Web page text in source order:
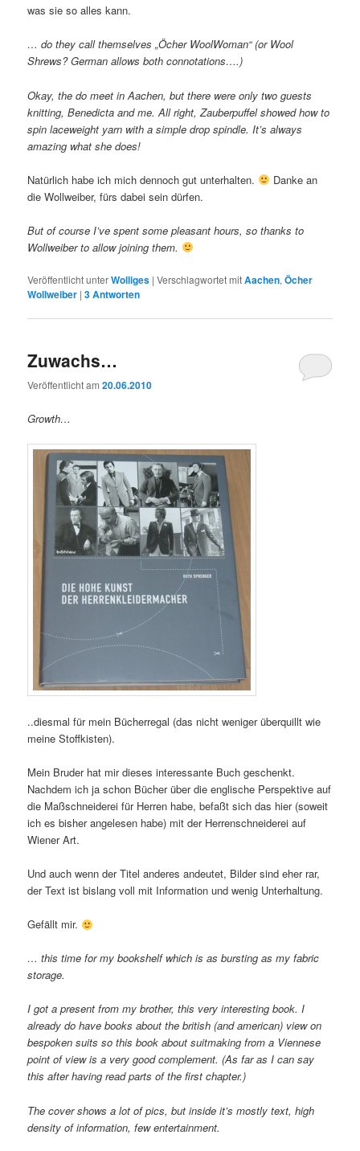
was sie so alles kann.
… do they call themselves „Öcher WoolWoman“ (or Wool
Shrews? German allows both connotations….)
Okay, the do meet in Aachen, but there were only two guests
knitting, Benedicta and me. All right, Zauberpuffel showed how to
spin laceweight yarn with a simple drop spindle. It’s always
amazing what she does!
Natürlich habe ich mich dennoch gut unterhalten.
Danke an
die Wollweiber, fürs dabei sein dürfen.
But of course I’ve spent some pleasant hours, so thanks to
Wollweiber to allow joining them.
Veröffentlicht unterWolliges |Verschlagwortet mitAachen,Öcher
Wollweiber |3Antworten
Zuwachs…
Veröffentlicht am20.06.2010
Growth…
..diesmal für mein Bücherregal (das nicht weniger überquillt wie
meine Stoffkisten).
Mein Bruder hat mir dieses interessante Buch geschenkt.
Nachdem ich ja schon Bücher über die englische Perspektive auf
die Maßschneiderei für Herren habe, befaßt sich das hier (soweit
ich es bisher angelesen habe) mit der Herrenschneiderei auf
Wiener Art.
Und auch wenn der Titel anderes andeutet, Bilder sind eher rar,
der Text ist bislang voll mit Information und wenig Unterhaltung.
Gefällt mir.
… this time for my bookshelf which is as bursting as my fabric
storage.
I got a present from my brother, this very interesting book. I
already do have books about the british (and american) view on
bespoken suits so this book about suitmaking from a Viennese
point of view is a very good complement. (As far as I can say
this after having read parts of the first chapter.)
The cover shows a lot of pics, but inside it’s mostly text, high
density of information, few entertainment.